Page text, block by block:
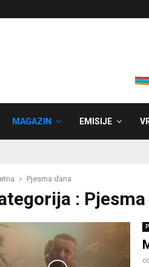
MAGAZIN EMISIJE
Pjesma dana
:
od